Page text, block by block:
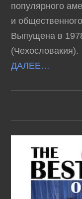
популярного
и
Выпущена в
(Чехословакия).
ДАЛЕЕ…
РИД